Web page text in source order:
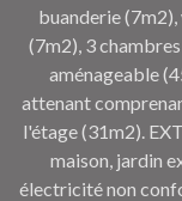
buanderie
(7m2), 3
aménageable
attenant
l'étage (31m2).
maison, jardin
électricité non